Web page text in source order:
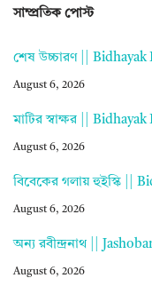
সাম্প্রতিক পোস্ট
শেষ উচ্চারণ || Bidhayak
August 6, 2026
মাটির স্বাক্ষর ||
August 6, 2026
বিবেকের গলায় হুইস্কি ||
August 6, 2026
অন্য রবীন্দ্রনাথ ||
August 6, 2026